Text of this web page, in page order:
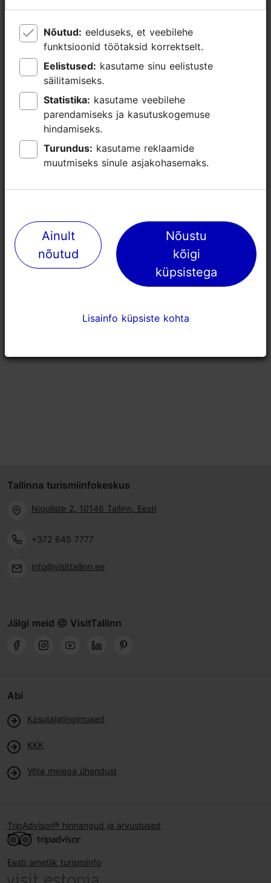
+372 5853 5329
Lisainfo
Kasutatavad liikumisviisid: jalgsi
Loe lähemalt
Broneeri
Tallinna turismiinfokeskus
Niguliste 2, 10146 Tallinn, Eesti
+372 645 7777
info@visittallinn.ee
Jälgi meid @ VisitTallinn
Abi
Kasutajatingimused
KKK
Võta meiega ühendust
TripAdvisori® hinnangud ja arvustused
Eesti ametlik turismiinfo
Nõutud:
funktsioonid töötaksid korrektselt.
Eelistused:
säilitamiseks.
Statistika:
parendamiseks ja kasutuskogemuse
hindamiseks.
Turundus:
muutmiseks sinule asjakohasemaks.
Ainult
nõutud
Nõustu
kõigi
küpsistega
Lisainfo küpsiste kohta
Nõutud:
funktsioonid töötaksid korrektselt.
Eelistused:
säilitamiseks.
Statistika:
parendamiseks ja kasutuskogemuse
hindamiseks.
Turundus:
muutmiseks sinule asjakohasemaks.
Ainult
nõutud
Nõustu
kõigi
küpsistega
Lisainfo küpsiste kohta